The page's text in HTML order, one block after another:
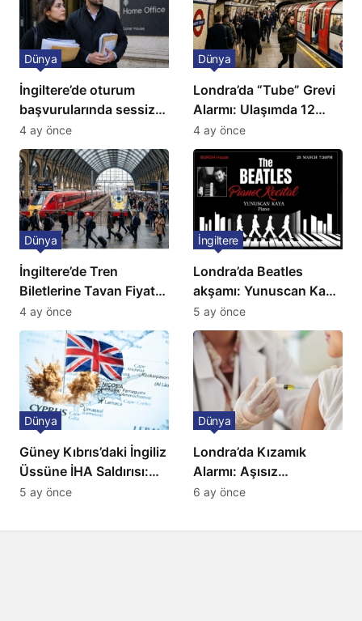
İngiltere’de oturum
başvurularında sessiz
kriz: Büyükelçilikten
açıklama!
Dünya
4 ay önce
Londra’da “Tube” Grevi
Alarmı: Ulaşımda 12
Günlük Kaos Kapıda
Dünya
4 ay önce
İngiltere’de Tren
Biletlerine Tavan Fiyat:
Ulaşımda Yeni
Düzenleme
Dünya
4 ay önce
Londra’da Beatles
akşamı: Yunuscan Kaya
klasik yorumuyla
sahnede
İngiltere
5 ay önce
Güney Kıbrıs’daki İngiliz
Üssüne İHA Saldırısı:
Patlama, Sirenler ve
Dünya
5 ay önce
Londra’da Kızamık
Alarmı: Aşısız
Öğrenciler Okullardan
Dünya
6 ay önce